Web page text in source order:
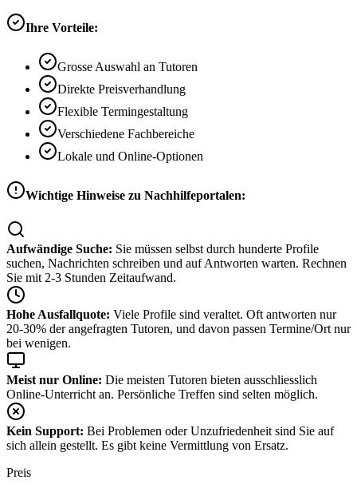
Ihre Vorteile:
Grosse Auswahl an Tutoren
Direkte Preisverhandlung
Flexible Termingestaltung
Verschiedene Fachbereiche
Lokale und Online-Optionen
Wichtige Hinweise zu Nachhilfeportalen:
Aufwändige Suche: Sie müssen selbst durch hunderte Profile
suchen, Nachrichten schreiben und auf Antworten warten. Rechnen
Sie mit 2-3 Stunden Zeitaufwand.
Hohe Ausfallquote: Viele Profile sind veraltet. Oft antworten nur
20-30% der angefragten Tutoren, und davon passen Termine/Ort nur
bei wenigen.
Meist nur Online: Die meisten Tutoren bieten ausschliesslich
Online-Unterricht an. Persönliche Treffen sind selten möglich.
Kein Support: Bei Problemen oder Unzufriedenheit sind Sie auf
sich allein gestellt. Es gibt keine Vermittlung von Ersatz.
Preis